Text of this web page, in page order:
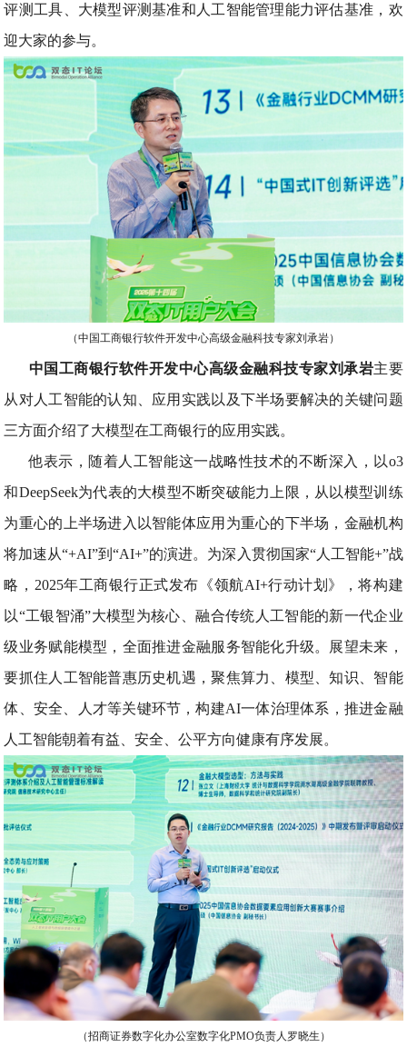
评测工具、大模型评测基准和人工智能管理能力评估基准，欢
迎大家的参与。
（中国工商银行软件开发中心高级金融科技专家刘承岩）
中国工商银行软件开发中心高级金融科技专家刘承岩主要
从对人工智能的认知、应用实践以及下半场要解决的关键问题
三方面介绍了大模型在工商银行的应用实践。
他表示，随着人工智能这一战略性技术的不断深入，以o3
和DeepSeek为代表的大模型不断突破能力上限，从以模型训练
为重心的上半场进入以智能体应用为重心的下半场，金融机构
将加速从“+AI”到“AI+”的演进。为深入贯彻国家“人工智能+”战
略，2025年工商银行正式发布《领航AI+行动计划》，将构建
以“工银智涌”大模型为核心、融合传统人工智能的新一代企业
级业务赋能模型，全面推进金融服务智能化升级。展望未来，
要抓住人工智能普惠历史机遇，聚焦算力、模型、知识、智能
体、安全、人才等关键环节，构建AI一体治理体系，推进金融
人工智能朝着有益、安全、公平方向健康有序发展。
（招商证券数字化办公室数字化PMO负责人罗晓生）